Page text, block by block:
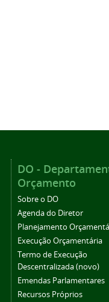
DO -
Orçamento
Sobre o DO
Agenda do Diretor
Planejamento
Execução Orçamentária
Termo de Execução
Descentralizada (novo)
Emendas Parlamentares
Recursos Próprios